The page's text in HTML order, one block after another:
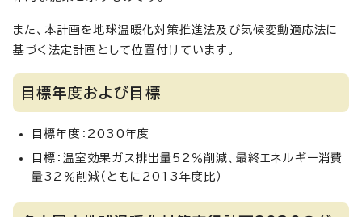
また、本計画を地球温暖化対策推進法及び気候変動適応法に
基づく法定計画として位置付けています。
目標年度および目標
目標年度：2030年度
目標：温室効果ガス排出量52％削減、最終エネルギー消費
量32％削減（ともに2013年度比）